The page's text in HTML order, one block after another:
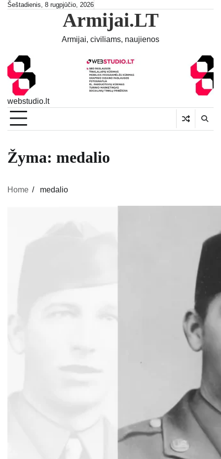
SkipŠeštadienis, 8 rugpjūčio, 2026
Armijai.LT
Armijai, civiliams, naujienos
webstudio.lt
Žyma: medalio
Home medalio